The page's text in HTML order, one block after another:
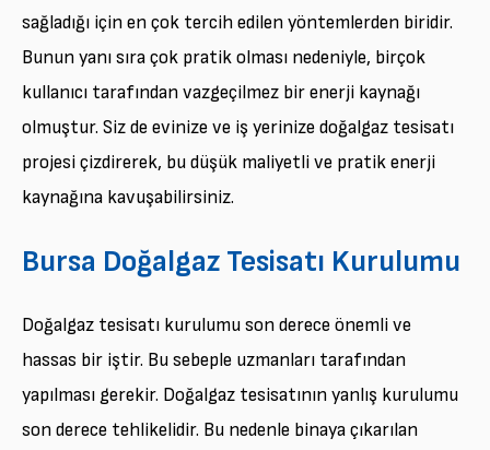
sağladığı için en çok tercih edilen yöntemlerden biridir.
Bunun yanı sıra çok pratik olması nedeniyle, birçok
kullanıcı tarafından vazgeçilmez bir enerji kaynağı
olmuştur. Siz de evinize ve iş yerinize doğalgaz tesisatı
projesi çizdirerek, bu düşük maliyetli ve pratik enerji
kaynağına kavuşabilirsiniz.
Bursa Doğalgaz Tesisatı Kurulumu
Doğalgaz tesisatı kurulumu son derece önemli ve
hassas bir iştir. Bu sebeple uzmanları tarafından
yapılması gerekir. Doğalgaz tesisatının yanlış kurulumu
son derece tehlikelidir. Bu nedenle binaya çıkarılan